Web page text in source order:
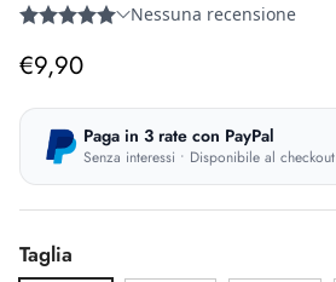
Prezzo normale
€9,90
Paga in 3 rate con PayPal
Senza interessi • Disponibile al checkout
Taglia